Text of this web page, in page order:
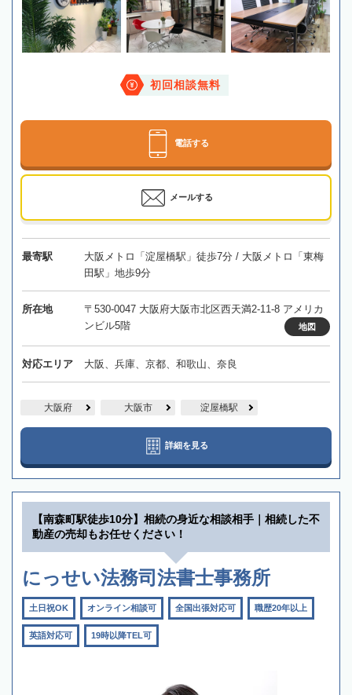
初回相談無料
電話する
メールする
最寄駅
大阪メトロ「淀屋橋駅」徒歩7分 / 大阪メトロ「東梅
田駅」地歩9分
所在地
〒530-0047 大阪府大阪市北区西天満2-11-8 アメリカ
ンビル5階
地図
対応エリア 大阪、兵庫、京都、和歌山、奈良
大阪府 大阪市 淀屋橋駅
詳細を見る
【南森町駅徒歩10分】相続の身近な相談相手｜相続した不
動産の売却もお任せください！
にっせい法務司法書士事務所
土日祝OK オンライン相談可 全国出張対応可 職歴20年以上
英語対応可 19時以降TEL可